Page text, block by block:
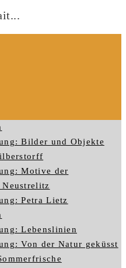
Bilder und Objekte
Motive der
Neustrelitz
Petra Lietz
Lebenslinien
Von der Natur geküsst